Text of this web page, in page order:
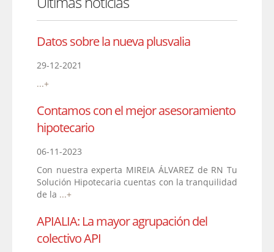
Datos sobre la nueva plusvalia
29-12-2021
...+
Contamos con el mejor asesoramiento
hipotecario
06-11-2023
Con nuestra experta MIREIA ÁLVAREZ de RN Tu
Solución Hipotecaria cuentas con la tranquilidad
de la ...+
APIALIA: La mayor agrupación del
colectivo API